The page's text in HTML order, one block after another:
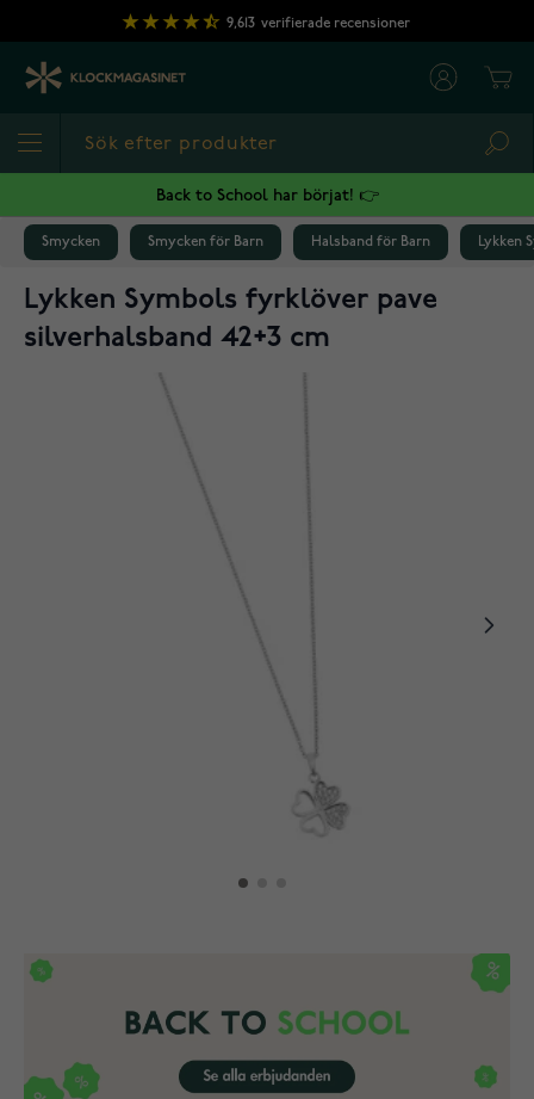
Hoppa till innehållet
9,613 verifierade recensioner
Back to School har börjat! 👉
Smycken Smycken för Barn Halsband för Barn Lykken
Lykken Symbols fyrklöver pave
silverhalsband 42+3 cm